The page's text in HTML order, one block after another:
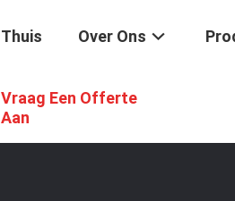
Thuis Over Ons
Vraag Een Offerte
Aan
Schakelaar Van Vezel De Optische